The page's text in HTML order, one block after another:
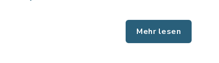
Mehr lesen